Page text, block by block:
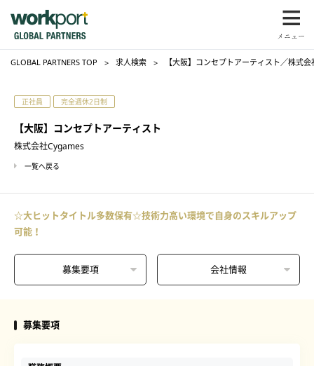
GLOBAL PARTNERS TOP 求人検索 【大阪】コンセプトアーティスト／株式
正社員 完全週休2日制
【大阪】コンセプトアーティスト
株式会社Cygames
一覧へ戻る
☆大ヒットタイトル多数保有☆技術力高い環境で自身のスキルアップ
可能！
募集要項 会社情報
募集要項